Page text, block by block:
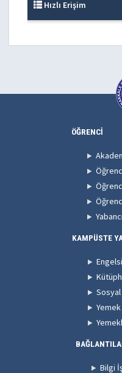
Hızlı Erişim
ÖĞRENCİ
KAMPÜSTE
Bilgi